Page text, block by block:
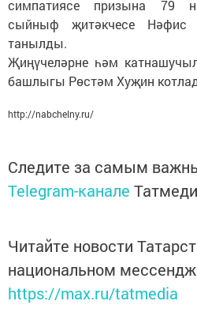
симпатиясе призына 79
сыйныф җитәкчесе Нәфис
танылды.
Җиңүчеләрне һәм
башлыгы Рөстәм Хуҗин
http://nabchelny.ru/
Следите за самым
Telegram-канале
Читайте новости
национальном
https://max.ru/tatmedia